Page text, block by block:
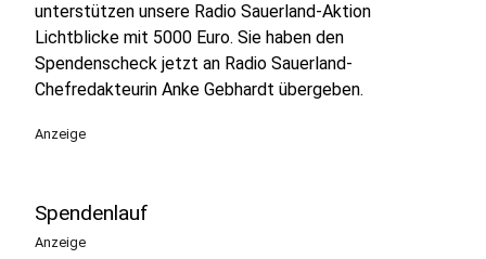
unterstützen unsere Radio Sauerland-Aktion
Lichtblicke mit 5000 Euro. Sie haben den
Spendenscheck jetzt an Radio Sauerland-
Chefredakteurin Anke Gebhardt übergeben.
Anzeige
Spendenlauf
Anzeige